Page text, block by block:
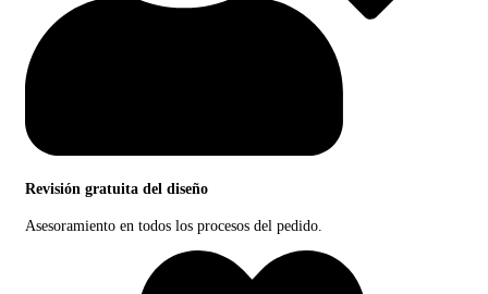
Revisión gratuita del diseño
Asesoramiento en todos los procesos del pedido.